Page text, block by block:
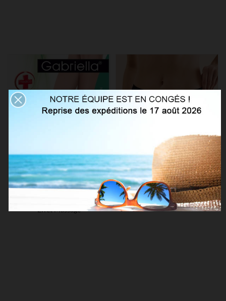
Chaussettes Basses Aloé Vera
Effet Massage
Collant Taille Basse 20 Den Mat